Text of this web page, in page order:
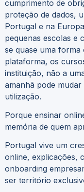
cumprimento de
proteção de dados,
Portugal e na
pequenas escolas e
se quase uma
plataforma, os
instituição, não a
amanhã pode
utilização.
Porque ensinar
memória de quem
Portugal vive um
online, explicações,
onboarding
ser território